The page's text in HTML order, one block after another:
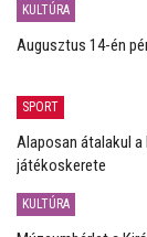
KULTÚRA
Augusztus 14-én
SPORT
Alaposan átalakul
játékoskerete
KULTÚRA